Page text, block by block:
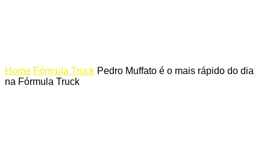
Home Fórmula Truck Pedro Muffato é o mais rápido do dia
na Fórmula Truck